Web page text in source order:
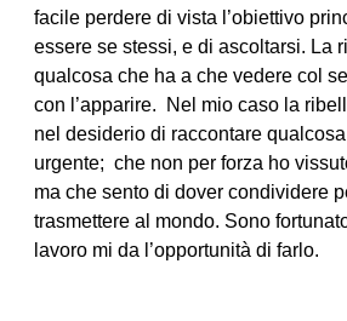
facile perdere di vista l’obiettivo
essere se stessi, e di ascoltarsi. La
qualcosa che ha a che vedere col
con l’apparire. Nel mio caso la
nel desiderio di raccontare
urgente; che non per forza ho
ma che sento di dover condividere
trasmettere al mondo. Sono
lavoro mi da l’opportunità di farlo.